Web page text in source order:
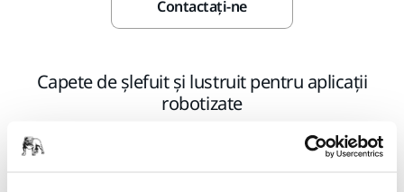
Contactaţi-ne
Capete de șlefuit și lustruit pentru aplicații
robotizate